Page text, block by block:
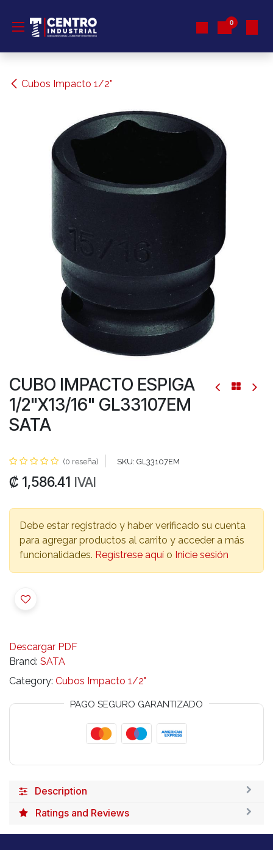
0
Cubos Impacto 1/2"
CUBO IMPACTO ESPIGA
1/2"X13/16" GL33107EM
SATA
(0 reseña) SKU: GL33107EM
₡ 1,586.41 IVAI
Debe estar registrado y haber verificado su cuenta
para agregar productos al carrito y acceder a más
funcionalidades. Regístrese aquí o Inicie sesión
Descargar PDF
Brand: SATA
Category: Cubos Impacto 1/2"
PAGO SEGURO GARANTIZADO
Description
Ratings and Reviews